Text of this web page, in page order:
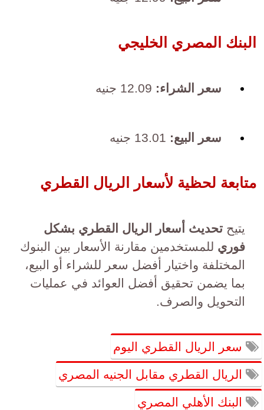
البنك المصري الخليجي
سعر الشراء:
سعر البيع:
متابعة لحظية لأسعار الريال القطري
يتيح تحديث أسعار الريال القطري بشكل
فوري للمستخدمين مقارنة الأسعار بين البنوك
المختلفة واختيار أفضل سعر للشراء أو البيع،
بما يضمن تحقيق أفضل العوائد في عمليات
التحويل والصرف.
سعر الريال القطري اليوم
الريال القطري مقابل الجنيه المصري
البنك الأهلي المصري